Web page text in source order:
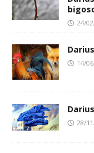
24/
14/
28/